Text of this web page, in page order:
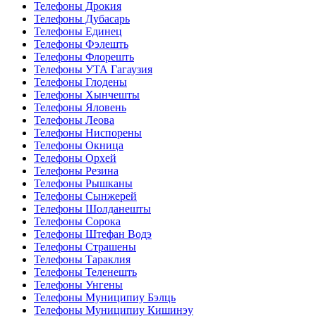
Телефоны Дрокия
Телефоны Дубасарь
Телефоны Единец
Телефоны Фэлешть
Телефоны Флорешть
Телефоны УТА Гагаузия
Телефоны Глодены
Телефоны Хынчешты
Телефоны Яловень
Телефоны Леова
Телефоны Ниспорены
Телефоны Окница
Телефоны Орхей
Телефоны Резина
Телефоны Рышканы
Телефоны Сынжерей
Телефоны Шолданешты
Телефоны Сорока
Телефоны Штефан Водэ
Телефоны Страшены
Телефоны Тараклия
Телефоны Теленешть
Телефоны Унгены
Телефоны Муниципиу Бэлць
Телефоны Муниципиу Кишинэу